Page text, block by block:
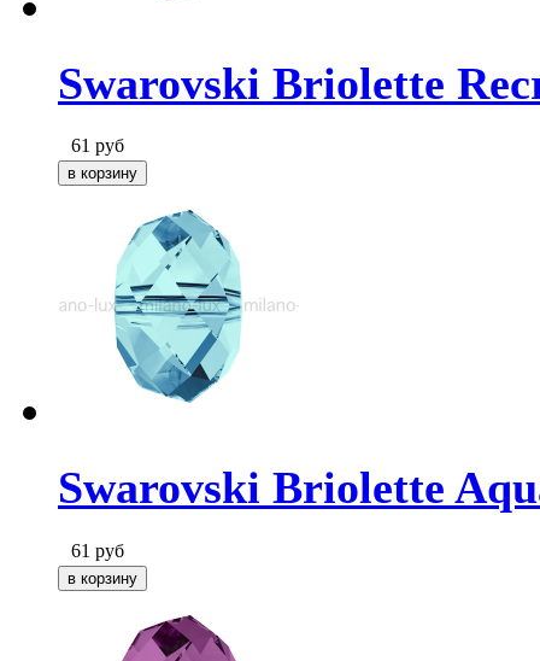
Swarovski Briolette
61 руб
Swarovski Briolette
61 руб